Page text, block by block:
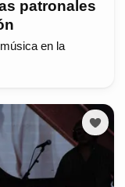
patronales
en la